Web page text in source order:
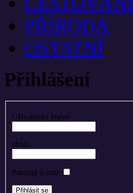
PŘÍRODA
OSTATNÍ
Přihlášení
Uživatelské jméno
Heslo
Pamatuj si mne